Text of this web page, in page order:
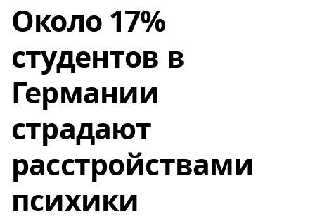
Около 17%
студентов в
Германии
страдают
расстройствами
психики